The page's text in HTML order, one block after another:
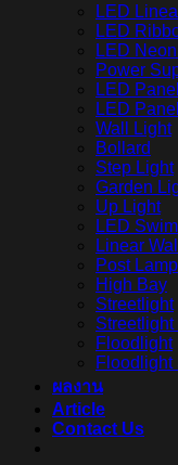
LED
LED
LED
Power
LED Panel
LED
Wall Light
Bollard
Step Light
Garden
Up Light
LED
Linear
Post Lamp
High Bay
Streetlight
Streetlight
Floodlight
Floodlight
ผลงาน
Article
Contact Us